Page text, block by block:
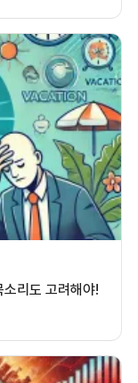
리도 고려해야!